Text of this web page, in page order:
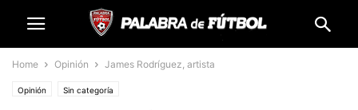
Home Opinión James Rodríguez, artista
Opinión Sin categoría